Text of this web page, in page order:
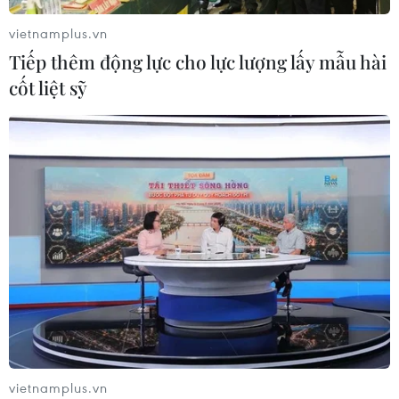
Diễn đàn Truyền thông ASEAN lần
thứ 10: Báo chí đồng hành vì Cộng
đồng ASEAN 2045
29/07/2026 11:41
Nghệ An: Bị xử phạt vì phát tán
thông tin giả về sáp nhập đơn vị
hành chính
29/07/2026 10:28
Việt Nam-Lào tăng cường hợp tác
giữa các cơ quan lý luận của Đảng
28/07/2026 14:26
vietnamplus.vn
Tiếp thêm động lực cho lực lượng lấy mẫu hài
cốt liệt sỹ
vietnamplus.vn